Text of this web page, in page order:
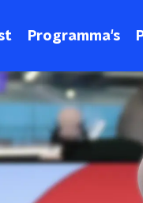
Programma's